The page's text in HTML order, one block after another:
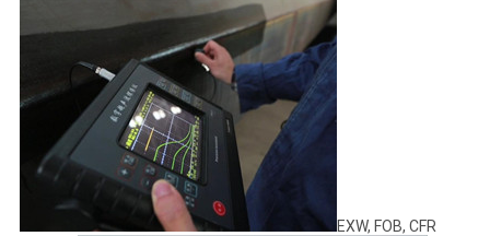
EXW, FOB, CFR